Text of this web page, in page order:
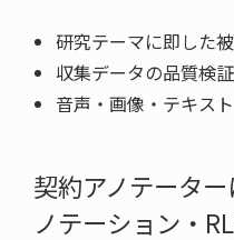
研究テーマに即した
収集データの品質検
音声・画像・テキス
契約アノテータ
ノテーション・